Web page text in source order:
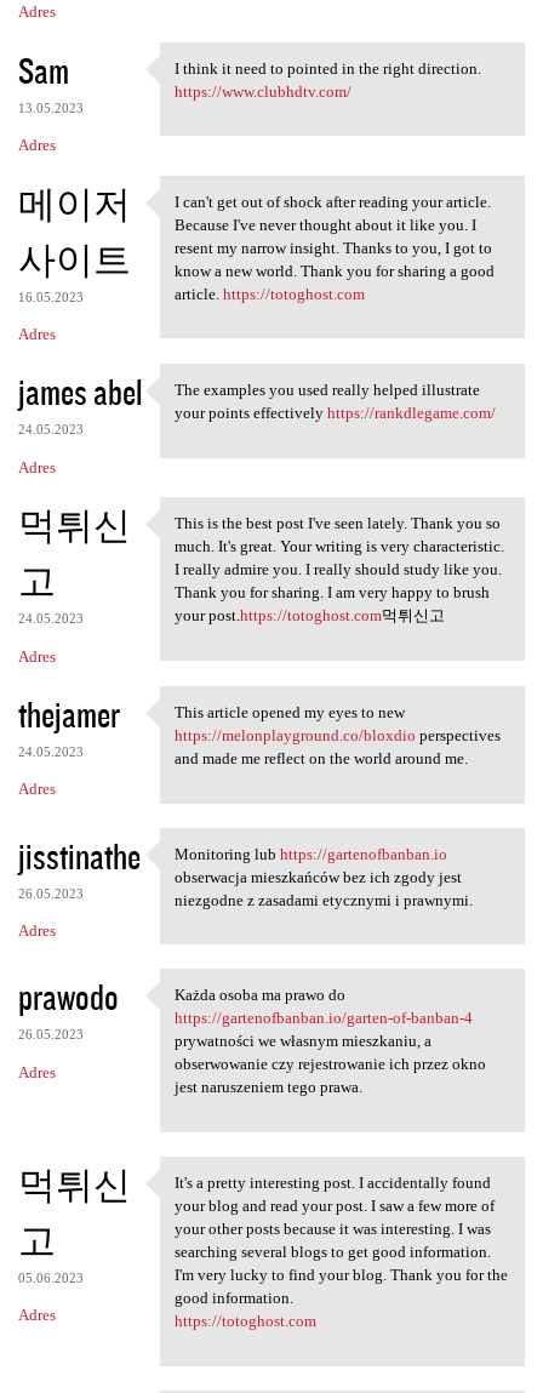
Adres
Sam
13.05.2023
Adres
I think it need to pointed in
I think it need to pointed in the right direction.
https://www.clubhdtv.com/
메이저
사이트
16.05.2023
Adres
I can't get out of shock
I can't get out of shock after reading your article.
Because I've never thought about it like you. I
resent my narrow insight. Thanks to you, I got to
know a new world. Thank you for sharing a good
article. https://totoghost.com
james abel
24.05.2023
Adres
The examples you used really
The examples you used really helped illustrate
your points effectively https://rankdlegame.com/
먹튀신
고
24.05.2023
Adres
This is the best post I've
This is the best post I've seen lately. Thank you so
much. It's great. Your writing is very characteristic.
I really admire you. I really should study like you.
Thank you for sharing. I am very happy to brush
your post.https://totoghost.com먹튀신고
thejamer
24.05.2023
Adres
This article opened my eyes
This article opened my eyes to new
https://melonplayground.co/bloxdio perspectives
and made me reflect on the world around me.
jisstinathe
26.05.2023
Adres
Monitoring lub https:/
Monitoring lub https://gartenofbanban.io
obserwacja mieszkańców bez ich zgody jest
niezgodne z zasadami etycznymi i prawnymi.
prawodo
26.05.2023
Adres
Każda osoba ma prawo do https
Każda osoba ma prawo do
https://gartenofbanban.io/garten-of-banban-4
prywatności we własnym mieszkaniu, a
obserwowanie czy rejestrowanie ich przez okno
jest naruszeniem tego prawa.
먹튀신
고
05.06.2023
Adres
It's a pretty interesting
It's a pretty interesting post. I accidentally found
your blog and read your post. I saw a few more of
your other posts because it was interesting. I was
searching several blogs to get good information.
I'm very lucky to find your blog. Thank you for the
good information.
https://totoghost.com